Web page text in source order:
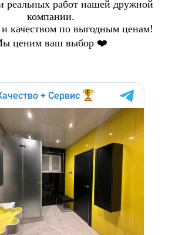
реальных работ нашей дружной
компании.
качеством по выгодным ценам!
ценим ваш выбор ❤️